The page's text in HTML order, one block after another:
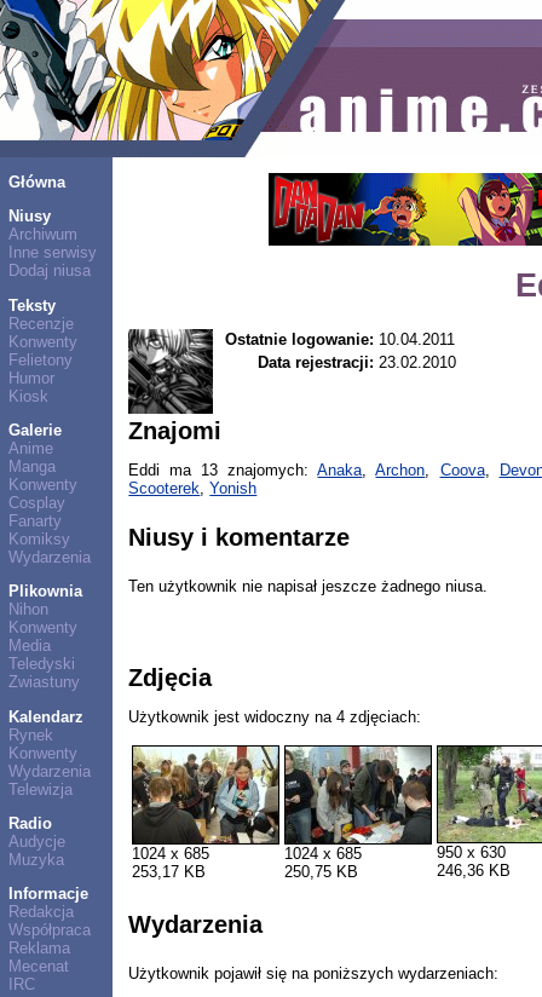
Główna
Niusy
Archiwum
Inne serwisy
Dodaj niusa
Teksty
Recenzje
Konwenty
Felietony
Humor
Kiosk
Galerie
Anime
Manga
Konwenty
Cosplay
Fanarty
Komiksy
Wydarzenia
Plikownia
Nihon
Konwenty
Media
Teledyski
Zwiastuny
Kalendarz
Rynek
Konwenty
Wydarzenia
Telewizja
Radio
Audycje
Muzyka
Informacje
Redakcja
Współpraca
Reklama
Mecenat
IRC
Ostatnie logowanie: 10.04.2011
Data rejestracji: 23.02.2010
Znajomi
Eddi ma 13 znajomych:Anaka,Archon, Coova,
Scooterek,Yonish
Niusy i komentarze
Ten użytkownik nie napisał jeszcze żadnego niusa.
Zdjęcia
Użytkownik jest widoczny na 4 zdjęciach:
1024 x 685
253,17 KB
1024 x 685
250,75 KB
950 x 630
246,36 KB
Wydarzenia
Użytkownik pojawił się na poniższych wydarzeniach: